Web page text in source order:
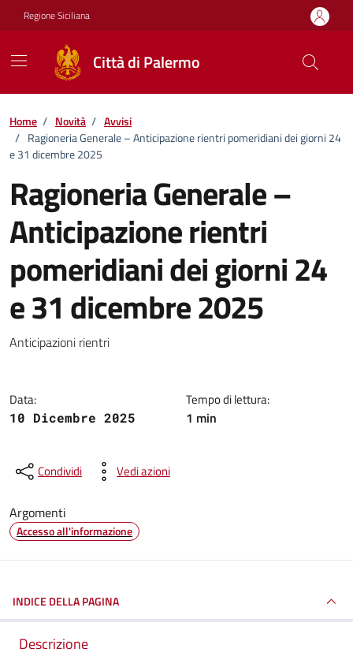
Vai ai contenuti
Vai al footer
Regione Siciliana
Città di Palermo
Home / Novità / Avvisi
/ Ragioneria Generale – Anticipazione rientri pomeridiani dei giorni 24
e 31 dicembre 2025
Ragioneria Generale –
Anticipazione rientri
pomeridiani dei giorni 24
e 31 dicembre 2025
Dettagli della notizia
Anticipazioni rientri
Data:
10 Dicembre 2025
Tempo di lettura:
1 min
Condividi Vedi azioni
Argomenti
Accesso all'informazione
INDICE DELLA PAGINA
Descrizione